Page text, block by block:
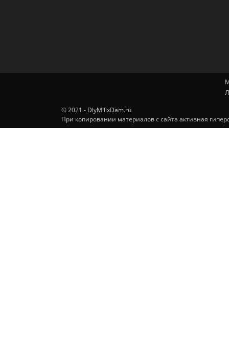
© 2021 - DlyMilixDam.ru
При копировании материалов с сайта активная